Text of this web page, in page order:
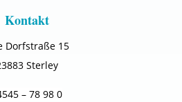
Kontakt
Dorfstraße 15
83 Sterley
– 78 98 0